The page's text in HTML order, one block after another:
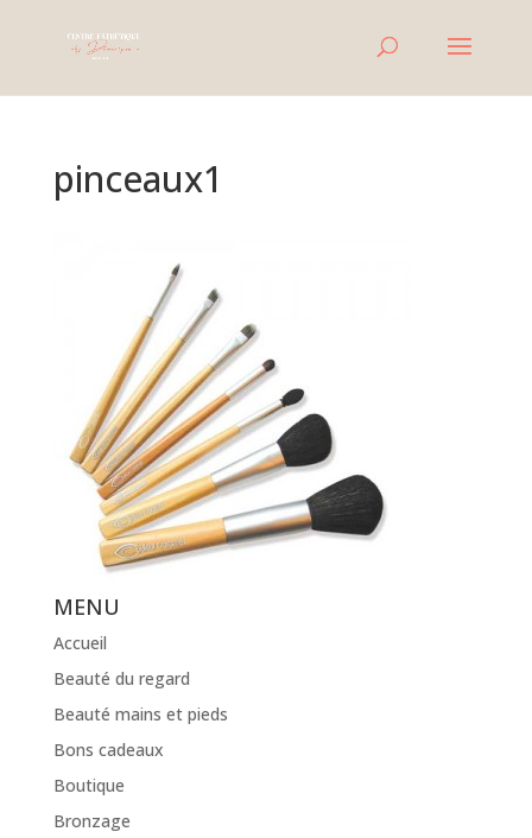
pinceaux1
MENU
Accueil
Beauté du regard
Beauté mains et pieds
Bons cadeaux
Boutique
Bronzage